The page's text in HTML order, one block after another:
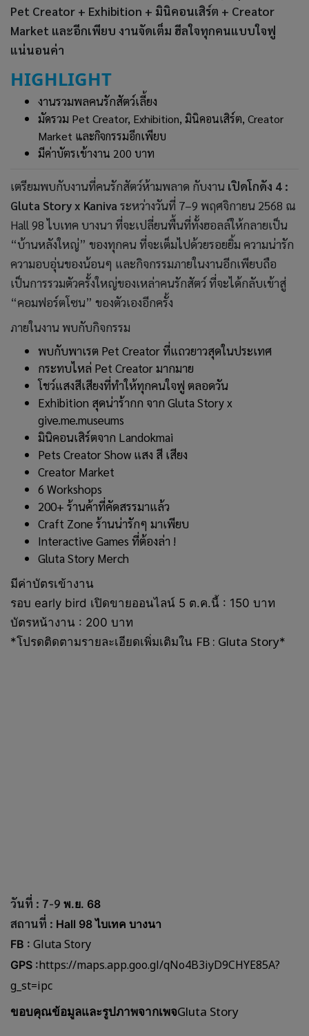
Pet Creator + Exhibition + มินิคอนเสิร์ต + Creator
Market และอีกเพียบ งานจัดเต็ม ฮีลใจทุกคนแบบใจฟู
แน่นอนค่า
HIGHLIGHT
งานรวมพลคนรักสัตว์เลี้ยง
มัดรวม Pet Creator, Exhibition, มินิคอนเสิร์ต, Creator
Market และกิจกรรมอีกเพียบ
มีค่าบัตรเข้างาน 200 บาท
เตรียมพบกับงานที่คนรักสัตว์ห้ามพลาด กับงาน เปิดโกดัง 4 :
Gluta Story x Kaniva ระหว่างวันที่ 7–9 พฤศจิกายน 2568 ณ
Hall 98 ไบเทค บางนา ที่จะเปลี่ยนพื้นที่ทั้งฮอลล์ให้กลายเป็น
“บ้านหลังใหญ่” ของทุกคน ที่จะเต็มไปด้วยรอยยิ้ม ความน่ารัก
ความอบอุ่นของน้อนๆ และกิจกรรมภายในงานอีกเพียบถือ
เป็นการรวมตัวครั้งใหญ่ของเหล่าคนรักสัตว์ ที่จะได้กลับเข้าสู่
“คอมฟอร์ตโซน” ของตัวเองอีกครั้ง
ภายในงาน พบกับกิจกรรม
พบกับพาเรต Pet Creator ที่แถวยาวสุดในประเทศ
กระทบไหล่ Pet Creator มากมาย
โชว์แสงสีเสียงที่ทำให้ทุกคนใจฟู ตลอดวัน
Exhibition สุดน่าร้ากก จาก Gluta Story x
give.me.museums
มินิคอนเสิร์ตจาก Landokmai
Pets Creator Show แสง สี เสียง
Creator Market
6 Workshops
200+ ร้านค้าที่คัดสรรมาแล้ว
Craft Zone ร้านน่ารักๆ มาเพียบ
Interactive Games ที่ต้องล่า !
Gluta Story Merch
มีค่าบัตรเข้างาน
รอบ early bird เปิดขายออนไลน์ 5 ต.ค.นี้ : 150 บาท
บัตรหน้างาน : 200 บาท
*โปรดติดตามรายละเอียดเพิ่มเติมใน FB : Gluta Story*
วันที่ : 7-9 พ.ย. 68
สถานที่ : Hall 98 ไบเทค บางนา
FB : Gluta Story
GPS :https://maps.app.goo.gl/qNo4B3iyD9CHYE85A?
g_st=ipc
ขอบคุณข้อมูลและรูปภาพจากเพจGluta Story